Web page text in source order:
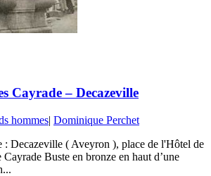
Cayrade – Decazeville
hommes| Dominique Perchet
: Decazeville ( Aveyron ), place de l'Hôtel de
Buste en bronze en haut d’une